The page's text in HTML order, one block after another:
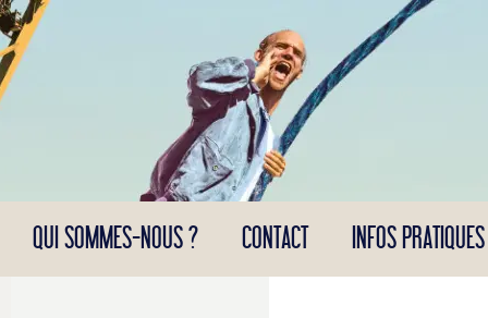
Panneau de gestion des cookies
QUI SOMMES-NOUS ? CONTACT INFOS PRATIQUES